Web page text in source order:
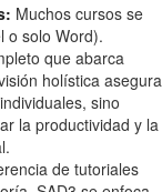
Muchos cursos se
o solo Word).
que abarca
holística asegura
sino
la productividad y la
de tutoriales